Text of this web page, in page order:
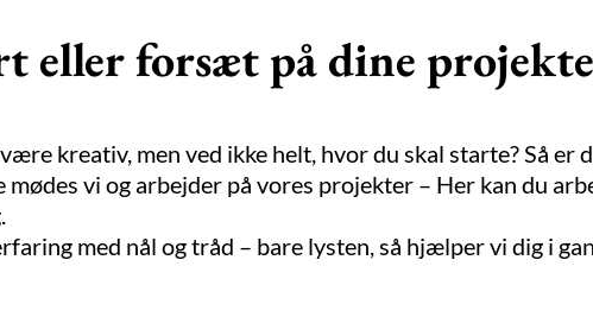
eller forsæt på dine
kreativ, men ved ikke helt, hvor du skal starte? Så er
vi og arbejder på vores projekter – Her kan du
med nål og tråd – bare lysten, så hjælper vi dig i